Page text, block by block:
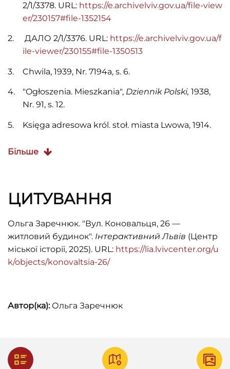
2/1/3378. URL: https://e.archivelviv.gov.ua/file-view
er/230157#file-1352154
ДАЛО 2/1/3376. URL: https://e.archivelviv.gov.ua/f
ile-viewer/230155#file-1350513
Chwila, 1939, Nr. 7194a, s. 6.
"Ogłoszenia. Mieszkania", Dziennik Polski, 1938,
Nr. 91, s. 12.
Księga adresowa król. stoł. miasta Lwowa, 1914.
Stanisławów – Tarnopol, 1935).
"Wykaz sprzedanych realności we wrześniu
Polski przemysł i handel: rynek polski. Księga
adresowa i informacyjna (Warszawa, Lwów, 1930).
Rocznik Polskiego przemysłu i handlu
1923/1924 i 1924/1925 (Lwów: 1 Związkowa
Skorowidz król. stoł. miasta Lwowa, 1879.
Більше
ЦИТУВАННЯ
Ольга Заречнюк. "Вул. Коновальця, 26 —
житловий будинок". Інтерактивний Львів (Центр
міської історії, 2025). URL: https://lia.lvivcenter.org/u
k/objects/konovaltsia-26/
Автор(ка):Ольга Заречнюк